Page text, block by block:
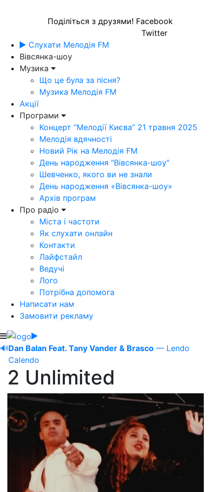
Поділіться з друзями! Facebook
Twitter
Слухати Мелодія FM
Вівсянка-шоу
Музика
Що це була за пісня?
Музика Мелодія FM
Акції
Програми
Концерт “Мелодії Києва” 21 травня 2025
Мелодія вдячності
Новий Рік на Мелодія FM
День народження "Вівсянка-шоу"
Шевченко, якого ви не знали
День народження «Вівсянка-шоу»
Архів програм
Про радіо
Міста і частоти
Як слухати онлайн
Контакти
Лайфстайл
Ведучі
Лого
Потрібна допомога
Написати нам
Замовити рекламу
🔊Dan Balan Feat. Tany Vander & Brasco — Lendo
Calendo
2 Unlimited